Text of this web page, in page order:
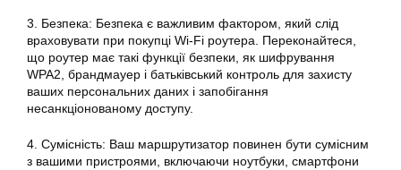
3. Безпека: Безпека є важливим фактором, який слід
враховувати при покупці Wi-Fi роутера. Переконайтеся,
що роутер має такі функції безпеки, як шифрування
WPA2, брандмауер і батьківський контроль для захисту
ваших персональних даних і запобігання
несанкціонованому доступу.
4. Сумісність: Ваш маршрутизатор повинен бути сумісним
з вашими пристроями, включаючи ноутбуки, смартфони